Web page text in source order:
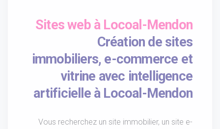
Sites web à Locoal-Mendon
Création de sites
immobiliers, e-commerce et
vitrine avec intelligence
artificielle à Locoal-Mendon
Vous recherchez un site immobilier, un site e-